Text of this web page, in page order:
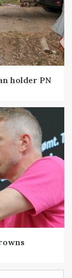
holder PN